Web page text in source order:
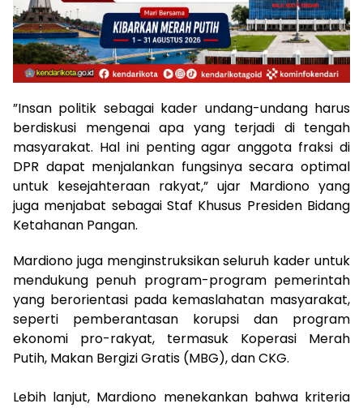
”Insan politik sebagai kader undang-undang harus
berdiskusi mengenai apa yang terjadi di tengah
masyarakat. Hal ini penting agar anggota fraksi di
DPR dapat menjalankan fungsinya secara optimal
untuk kesejahteraan rakyat,” ujar Mardiono yang
juga menjabat sebagai Staf Khusus Presiden Bidang
Ketahanan Pangan.
​Mardiono juga menginstruksikan seluruh kader untuk
mendukung penuh program-program pemerintah
yang berorientasi pada kemaslahatan masyarakat,
seperti pemberantasan korupsi dan program
ekonomi pro-rakyat, termasuk Koperasi Merah
Putih, Makan Bergizi Gratis (MBG), dan CKG.
​Lebih lanjut, Mardiono menekankan bahwa kriteria